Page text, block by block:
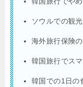
ソウルでの観
海外旅行保険
韓国旅行でス
韓国での1日の